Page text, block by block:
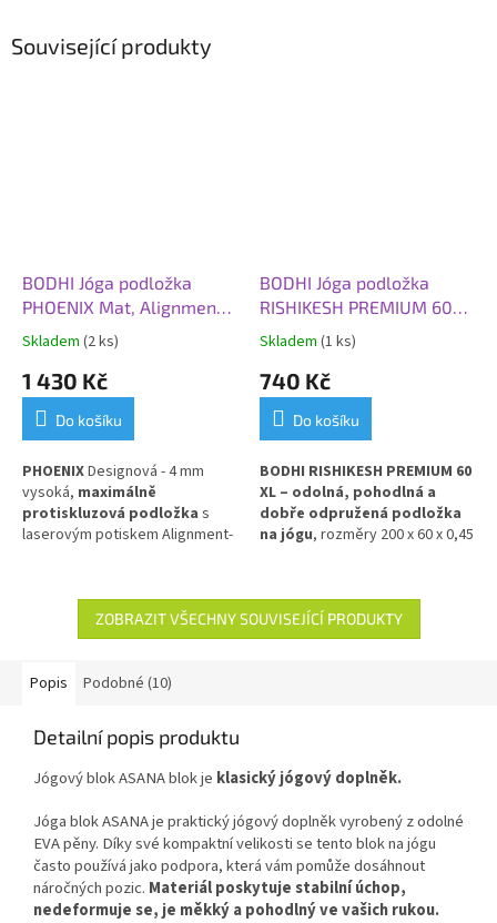
Související produkty
BODHI Jóga podložka
PHOENIX Mat, Alignment
Yantra, 185 x 66 x 0,4 cm,
Skladem (2 ks)
1 430 Kč
Do košíku
PHOENIXDesignová - 4 mm
vysoká, maximálně
protiskluzová podložka s
laserovým potiskem Alignment-
BODHI Jóga podložka
RISHIKESH PREMIUM 60
XL, 200x60x0,45 cm,
oranžová
Skladem (1 ks)
740 Kč
Do košíku
BODHI RISHIKESH PREMIUM 60
XL – odolná, pohodlná a
dobře odpružená podložka
na jógu, rozměry 200 x 60 x 0,45
od chladné podlahya stabilní
oporu při cvičení. Vyrobena z
PVC pro dlouhou životnost a
ZOBRAZIT VŠECHNY SOUVISEJÍCÍ PRODUKTY
Popis Podobné (10)
Detailní popis produktu
Jógový blok ASANA blok je klasický jógový doplněk.
Jóga blok ASANA je praktický jógový doplněk vyrobený z odolné
EVA pěny. Díky své kompaktní velikosti se tento blok na jógu
často používá jako podpora, která vám pomůže dosáhnout
náročných pozic. Materiál poskytuje stabilní úchop,
nedeformuje se, je měkký a pohodlný ve vašich rukou.